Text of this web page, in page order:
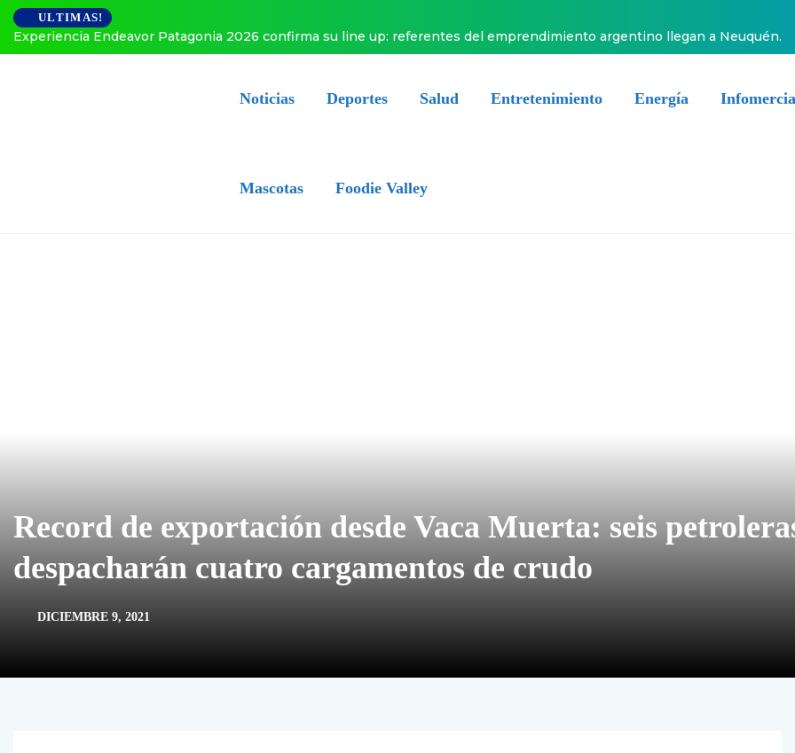
ULTIMAS!
Experiencia Endeavor Patagonia 2026 confirma su line up: referentes del emprendimiento argentino llegan a Neuquén.
Noticias Deportes Salud Entretenimiento Energía
Mascotas Foodie Valley
Record de exportación desde Vaca Muerta: seis
despacharán cuatro cargamentos de crudo
DICIEMBRE 9, 2021